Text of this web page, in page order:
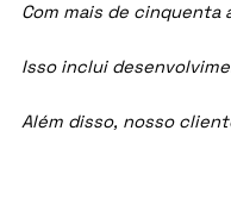
Com mais de
Isso inclui
Além disso, nosso